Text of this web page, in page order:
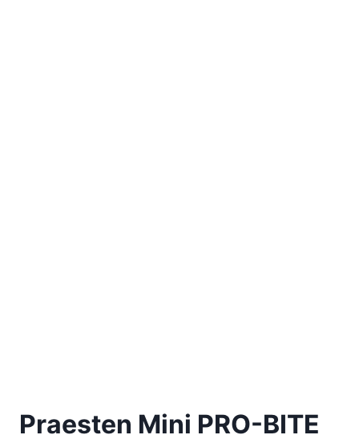
Praesten Mini PRO-BITE